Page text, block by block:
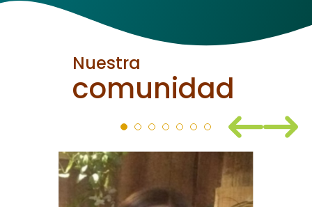
Nuestra
comunidad
Anterior